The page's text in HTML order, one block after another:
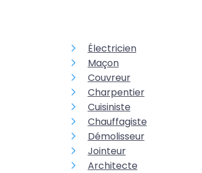
Électricien
Maçon
Couvreur
Charpentier
Cuisiniste
Chauffagiste
Démolisseur
Jointeur
Architecte